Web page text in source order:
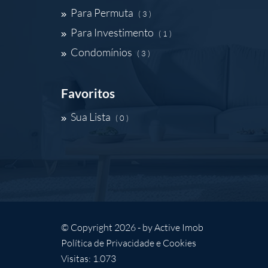
Para Permuta ( 3 )
Para Investimento ( 1 )
Condomínios ( 3 )
Favoritos
Sua Lista ( 0 )
© Copyright 2026 - byActive Imob
Política de Privacidade e Cookies
Visitas: 1.073